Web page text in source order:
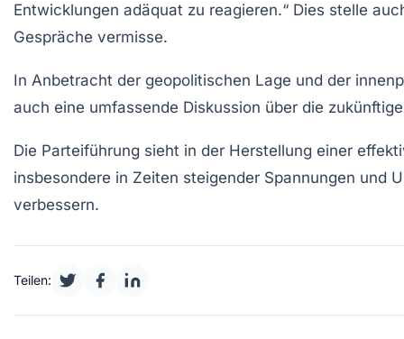
Entwicklungen adäquat zu reagieren.“ Dies stelle
Gespräche vermisse.
In Anbetracht der geopolitischen Lage und der
auch eine umfassende Diskussion über die
Die Parteiführung sieht in der Herstellung einer
insbesondere in Zeiten steigender Spannungen und
verbessern.
Teilen: